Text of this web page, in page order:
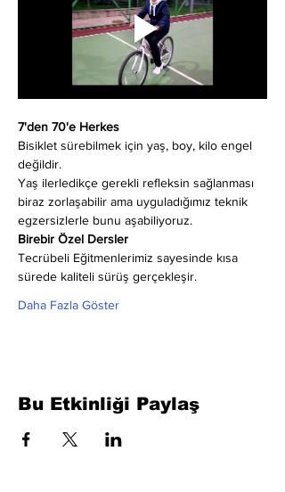
7'den 70'e Herkes
Bisiklet sürebilmek için yaş, boy, kilo engel
değildir.
Yaş ilerledikçe gerekli refleksin sağlanması
biraz zorlaşabilir ama uyguladığımız teknik
egzersizlerle bunu aşabiliyoruz.
Birebir Özel Dersler
Tecrübeli Eğitmenlerimiz sayesinde kısa
sürede kaliteli sürüş gerçekleşir.
Daha Fazla Göster
Bu Etkinliği Paylaş